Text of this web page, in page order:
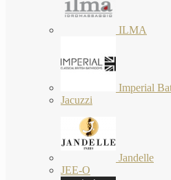
ILMA
Imperial
Jacuzzi
Jandelle
JEE-O